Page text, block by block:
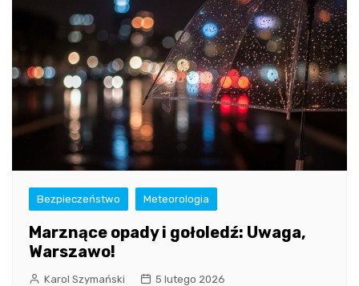
Bezpieczeństwo Meteorologia
Marznące opady i gołoledź: Uwaga,
Warszawo!
Karol Szymański 5 lutego 2026